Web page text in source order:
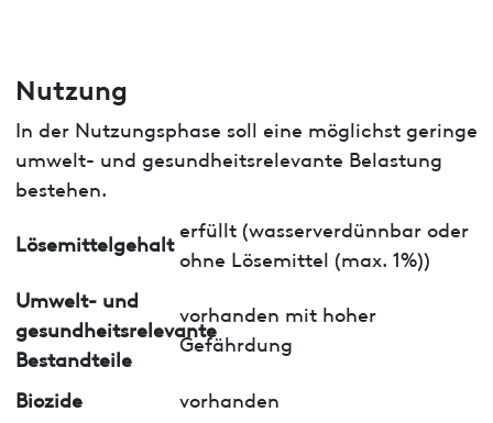
Nutzung
In der Nutzungsphase soll eine möglichst geringe
umwelt- und gesundheitsrelevante Belastung
bestehen.
Lösemittelgehalt
erfüllt (wasserverdünnbar oder
ohne Lösemittel (max. 1%))
Umwelt- und
gesundheitsrelevante
Bestandteile
vorhanden mit hoher
Gefährdung
Biozide
vorhanden